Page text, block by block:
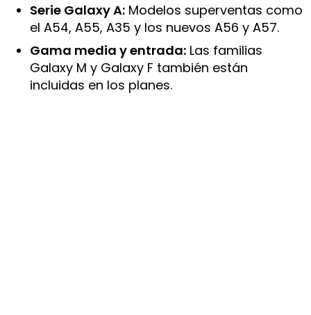
Serie Galaxy A: Modelos superventas como
el A54, A55, A35 y los nuevos A56 y A57.
Gama media y entrada: Las familias
Galaxy M y Galaxy F también están
incluidas en los planes.